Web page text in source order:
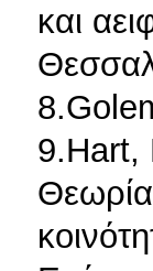
και
9.Hart,